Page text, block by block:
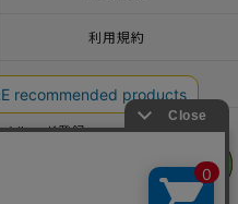
フェア
フェア
利用規約
一緒に働こう♪求人情報
ルマガ登録